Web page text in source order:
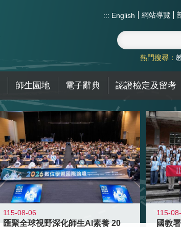
::: English 網站導覽
熱門搜尋：
師生園地 電子辭典 認證檢定及留考
115-08-06
匯聚全球視野深化師生AI素養 20
115-